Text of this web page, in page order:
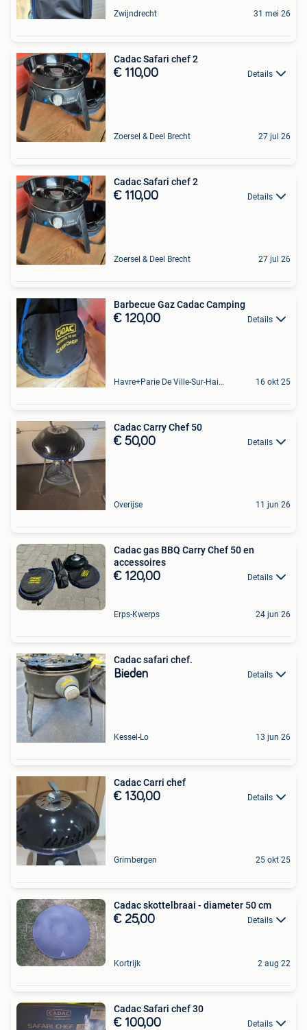
Zwijndrecht 31 mei 26
Cadac Safari chef 2
€ 110,00 Details
Zoersel & Deel Brecht 27 jul 26
Cadac Safari chef 2
€ 110,00 Details
Zoersel & Deel Brecht 27 jul 26
Barbecue Gaz Cadac Camping
€ 120,00 Details
Havre+Parie De Ville-Sur-Haine 16 okt 25
Cadac Carry Chef 50
€ 50,00 Details
Overijse 11 jun 26
Cadac gas BBQ Carry Chef 50 en
accessoires
€ 120,00 Details
Erps-Kwerps 24 jun 26
Cadac safari chef.
Bieden Details
Kessel-Lo 13 jun 26
Cadac Carri chef
€ 130,00 Details
Grimbergen 25 okt 25
Cadac skottelbraai - diameter 50 cm
€ 25,00 Details
Kortrijk 2 aug 22
Cadac Safari chef 30
€ 100,00 Details